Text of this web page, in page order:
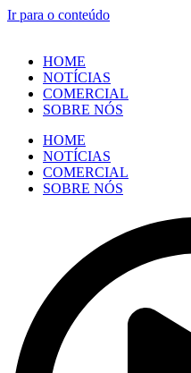
Ir para o conteúdo
HOME
NOTÍCIAS
COMERCIAL
SOBRE NÓS
HOME
NOTÍCIAS
COMERCIAL
SOBRE NÓS